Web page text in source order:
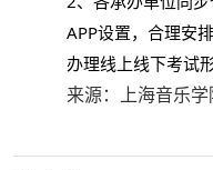
APP设置，合理安
办理线上线下考试
来源：上海音乐